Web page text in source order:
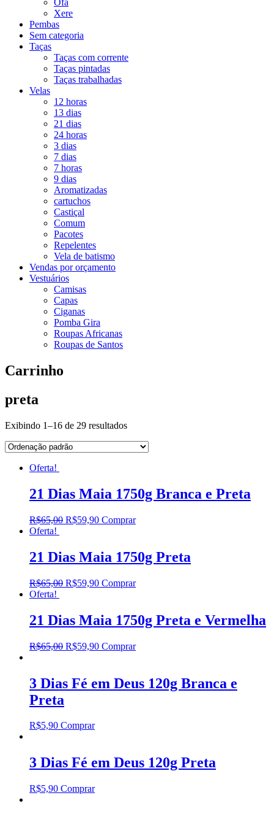
Ofá
Xere
Pembas
Sem categoria
Taças
Taças com corrente
Taças pintadas
Taças trabalhadas
Velas
12 horas
13 dias
21 dias
24 horas
3 dias
7 dias
7 horas
9 dias
Aromatizadas
cartuchos
Castiçal
Comum
Pacotes
Repelentes
Vela de batismo
Vendas por orçamento
Vestuários
Camisas
Capas
Ciganas
Pomba Gira
Roupas Africanas
Roupas de Santos
Carrinho
preta
Exibindo 1–16 de 29 resultados
Oferta!
21 Dias Maia 1750g Branca e Preta
R$65,00 R$59,90 Comprar
Oferta!
21 Dias Maia 1750g Preta
R$65,00 R$59,90 Comprar
Oferta!
21 Dias Maia 1750g Preta e Vermelha
R$65,00 R$59,90 Comprar
3 Dias Fé em Deus 120g Branca e
Preta
R$5,90 Comprar
3 Dias Fé em Deus 120g Preta
R$5,90 Comprar